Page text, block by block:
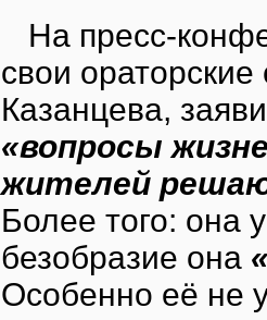
На пресс-
свои ораторские
Казанцева,
«вопросы
жителей
Более того: она
безобразие она
Особенно её не